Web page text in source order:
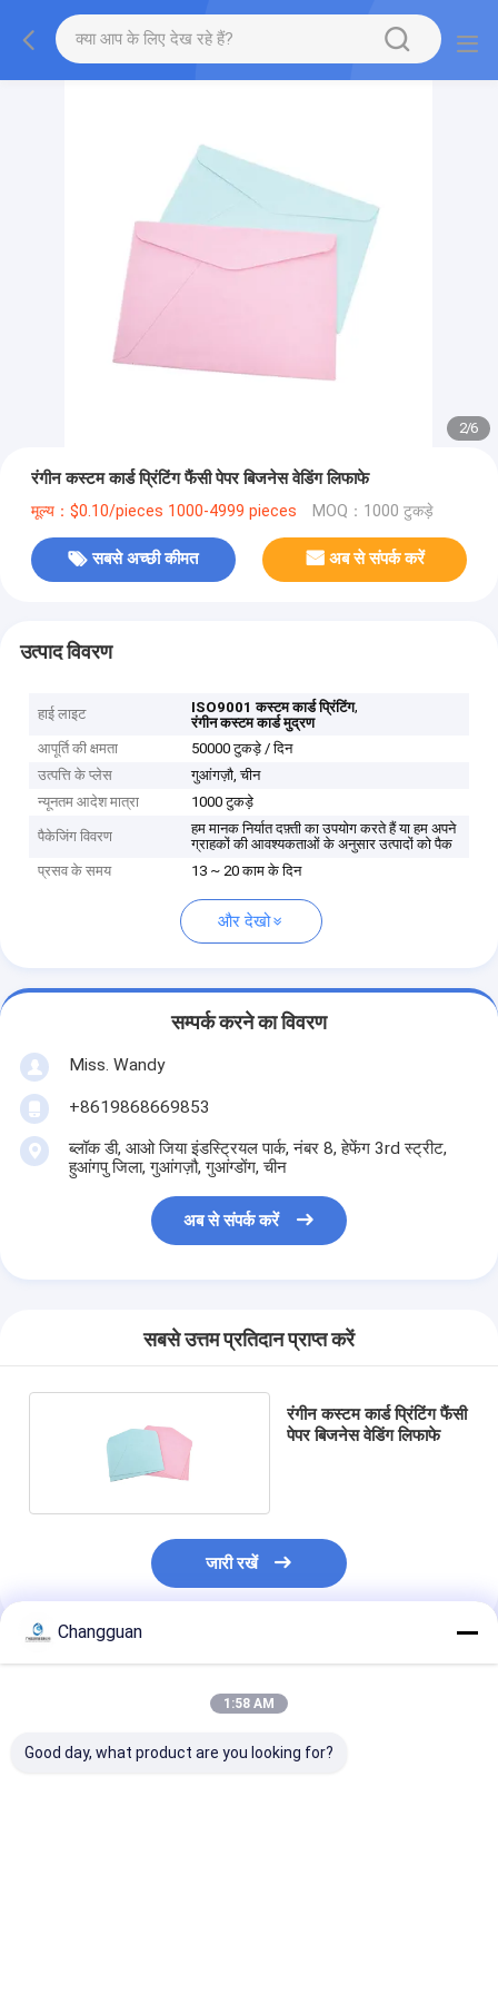
2/6
रंगीन कस्टम कार्ड प्रिंटिंग फैंसी पेपर बिजनेस वेडिंग लिफाफे
मूल्य：$0.10/pieces 1000-4999 pieces MOQ：1000 टुकड़े
सबसे अच्छी कीमत अब से संपर्क करें
उत्पाद विवरण
हाई लाइट ISO9001 कस्टम कार्ड प्रिंटिंग,
रंगीन कस्टम कार्ड मुद्रण
आपूर्ति की क्षमता
50000 टुकड़े / दिन
उत्पत्ति के प्लेस
गुआंगज़ौ, चीन
न्यूनतम आदेश मात्रा
1000 टुकड़े
पैकेजिंग विवरण
हम मानक निर्यात दफ़्ती का उपयोग करते हैं या हम अपने
ग्राहकों की आवश्यकताओं के अनुसार उत्पादों को पैक
प्रसव के समय
13 ~ 20 काम के दिन
और देखो
सम्पर्क करने का विवरण
Miss. Wandy
+8619868669853
ब्लॉक डी, आओ जिया इंडस्ट्रियल पार्क, नंबर 8, हेफेंग 3rd स्ट्रीट,
हुआंगपु जिला, गुआंगज़ौ, गुआंग्डोंग, चीन
अब से संपर्क करें
सबसे उत्तम प्रतिदान प्राप्त करें
रंगीन कस्टम कार्ड प्रिंटिंग फैंसी
पेपर बिजनेस वेडिंग लिफाफे
जारी रखें
अनुशंसित उत्पाद
Changguan
1:58 AM
Good day, what product are you looking for?